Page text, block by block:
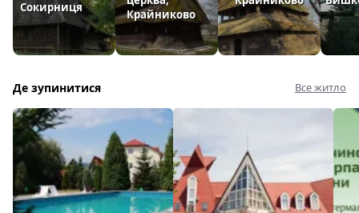
Сокирниця
Крайниково
Де зупинитися Все житло